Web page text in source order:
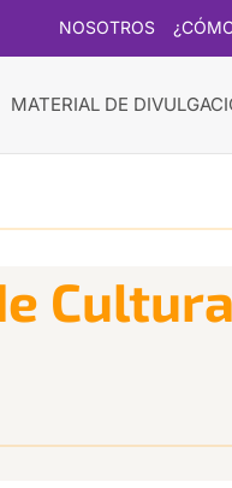
NOSOTROS
MATERIAL DE